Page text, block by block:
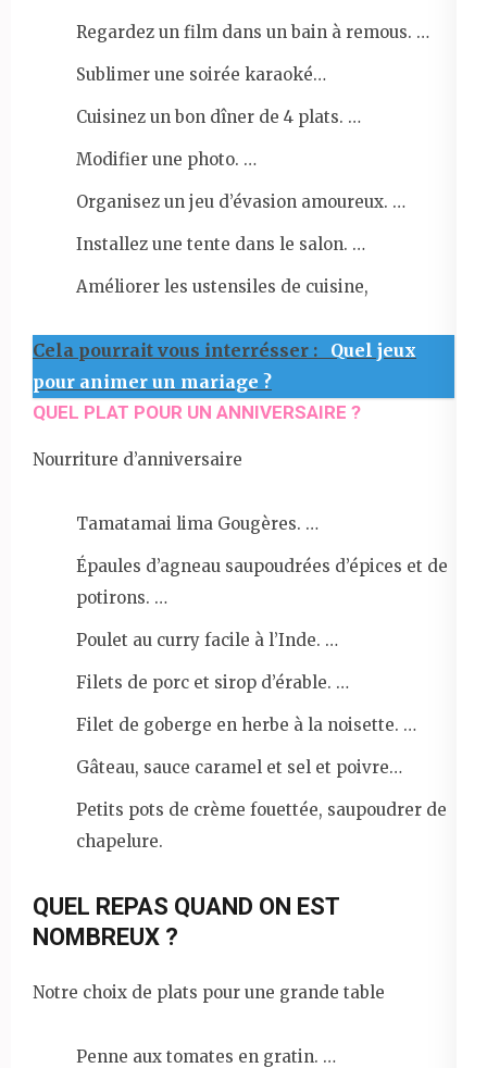
Regardez un film dans un bain à remous. …
Sublimer une soirée karaoké…
Cuisinez un bon dîner de 4 plats. …
Modifier une photo. …
Organisez un jeu d’évasion amoureux. …
Installez une tente dans le salon. …
Améliorer les ustensiles de cuisine,
Cela pourrait vous interrésser :
Quel jeux
pour animer un mariage ?
QUEL PLAT POUR UN ANNIVERSAIRE ?
Nourriture d’anniversaire
Tamatamai lima Gougères. …
Épaules d’agneau saupoudrées d’épices et de
potirons. …
Poulet au curry facile à l’Inde. …
Filets de porc et sirop d’érable. …
Filet de goberge en herbe à la noisette. …
Gâteau, sauce caramel et sel et poivre…
Petits pots de crème fouettée, saupoudrer de
chapelure.
QUEL REPAS QUAND ON EST
NOMBREUX ?
Notre choix de plats pour une grande table
Penne aux tomates en gratin. …